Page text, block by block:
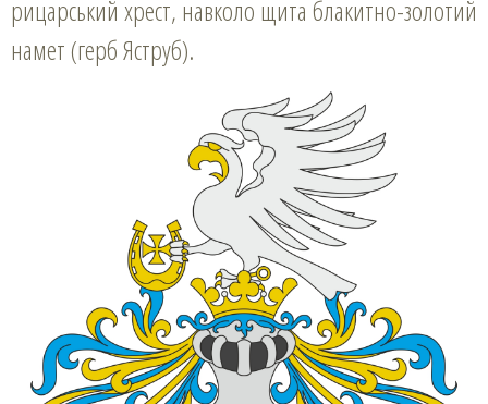
рицарський хрест, навколо щита блакитно-золотий
намет (герб Яструб).